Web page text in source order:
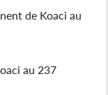
de Koaci au
au 237